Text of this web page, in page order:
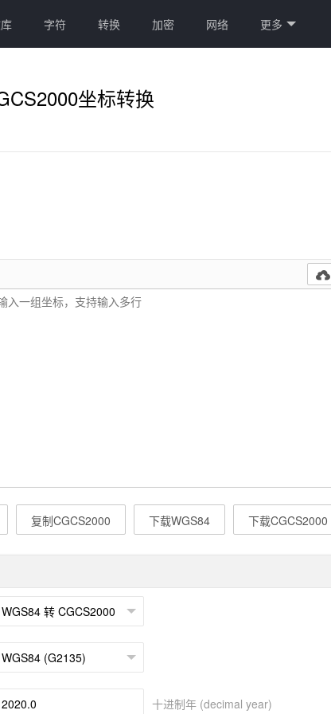
字符 转换 加密 网络 更多
坐标转换

复制CGCS2000 下载WGS84 下载CGCS2000
十进制年 (decimal year)